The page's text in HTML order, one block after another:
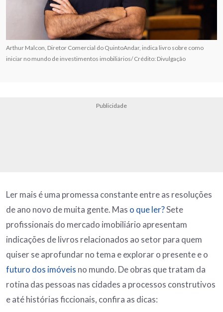
Arthur Malcon, Diretor Comercial do QuintoAndar, indica livro sobre como
iniciar no mundo de investimentos imobiliários/ Crédito: Divulgação
Publicidade
Ler mais é uma promessa constante entre as resoluções
de ano novo de muita gente. Mas o que ler?Sete
profissionais do mercado imobiliário apresentam
indicações de livros relacionados ao setor para quem
quiser se aprofundar no tema e explorar o presente e o
futuro dos imóveis no mundo. De obras que tratam da
rotina das pessoas nas cidades a processos construtivos
e até histórias ficcionais, confira as dicas: